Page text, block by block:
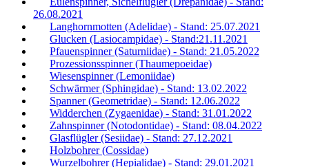
26.08.2021
Langhornmotten (Adelidae) - Stand: 25.07.2021
Glucken (Lasiocampidae) - Stand:21.11.2021
Pfauenspinner (Saturniidae) - Stand: 21.05.2022
Prozessionsspinner (Thaumepoeidae)
Wiesenspinner (Lemoniidae)
Schwärmer (Sphingidae) - Stand: 13.02.2022
Spanner (Geometridae) - Stand: 12.06.2022
Widderchen (Zygaenidae) - Stand: 31.01.2022
Zahnspinner (Notodontidae) - Stand: 08.04.2022
Glasflügler (Sesiidae) - Stand: 27.12.2021
Holzbohrer (Cossidae)
Wurzelbohrer (Hepialidae) - Stand: 29.01.2021